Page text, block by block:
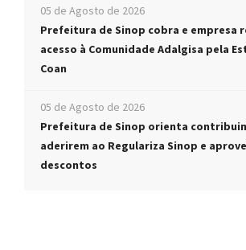
05 de Agosto de 2026
Prefeitura de Sinop cobra e empresa
acesso à Comunidade Adalgisa pela
Coan
05 de Agosto de 2026
Prefeitura de Sinop orienta
aderirem ao Regulariza Sinop e
descontos